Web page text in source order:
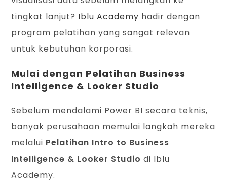
tingkat lanjut? Iblu Academy hadir dengan
program pelatihan yang sangat relevan
untuk kebutuhan korporasi.
Mulai dengan Pelatihan Business
Intelligence & Looker Studio
Sebelum mendalami Power BI secara teknis,
banyak perusahaan memulai langkah mereka
melalui Pelatihan Intro to Business
Intelligence & Looker Studio di Iblu
Academy.